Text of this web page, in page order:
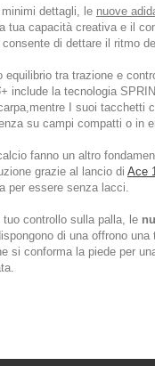
dettagli, le nuove
tua capacità creativa e il
di dettare il ritmo
equilibrio tra trazione e
include la tecnologia
I suoi tacchetti
su campi compatti o in
fanno un altro
grazie al lancio di Ace
per essere senza lacci.
tuo controllo sulla palla, le
di una offrono
si conforma la piede per